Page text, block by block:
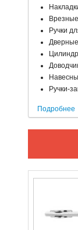
Ручки
Ручки-
Подробнее